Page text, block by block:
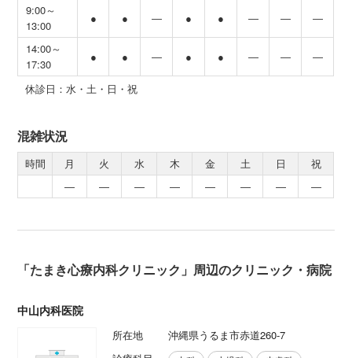
9:00～
13:00
● ● ― ● ● ― ― ―
14:00～
17:30
● ● ― ● ● ― ― ―
休診日：水・土・日・祝
混雑状況
時間 月 火 水 木 金 土 日
祝
―
― ― ― ― ― ― ―
「たまき心療内科クリニック」周辺のクリニック・病院
中山内科医院
所在地
沖縄県うるま市赤道260-7